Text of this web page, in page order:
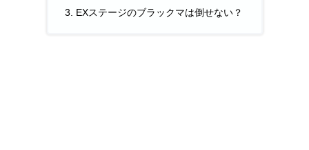
EXステージのブラックマは倒せない？